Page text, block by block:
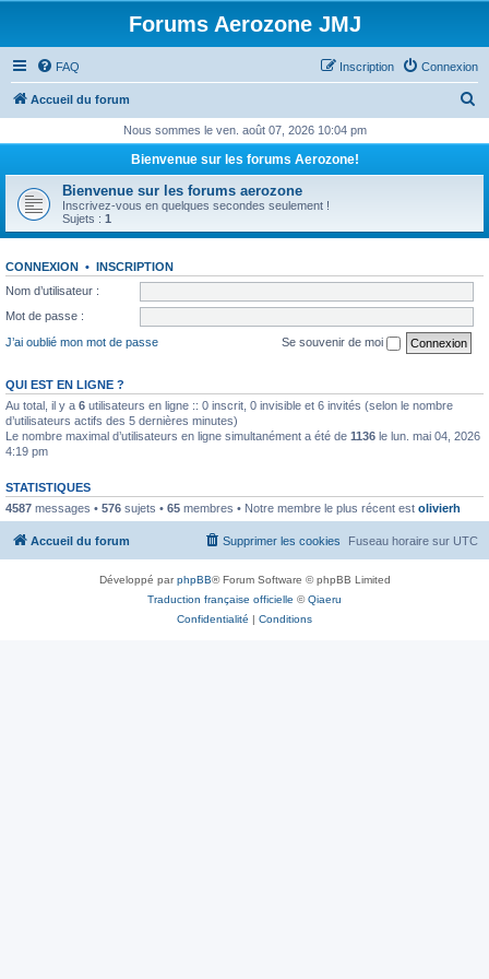
Forums Aerozone JMJ
FAQ Connexion
Inscription
Accueil du forum
h
r
Nous sommes le ven. août 07, 2026 10:04 pm
Bienvenue sur les forums Aerozone!
Bienvenue sur les forums aerozone
Inscrivez-vous en quelques secondes seulement !
Sujets : 1
CONNEXION • INSCRIPTION
Nom d’utilisateur :
Mot de passe :
J’ai oublié mon mot de passe
Se souvenir de moi
QUI EST EN LIGNE ?
Au total, il y a 6 utilisateurs en ligne :: 0 inscrit, 0 invisible et 6 invités (selon le nombre
d’utilisateurs actifs des 5 dernières minutes)
Le nombre maximal d’utilisateurs en ligne simultanément a été de 1136 le lun. mai 04, 2026
4:19 pm
STATISTIQUES
4587 messages • 576 sujets • 65 membres • Notre membre le plus récent est olivierh
Accueil du forum Fuseau horaire sur UTC
Supprimer les cookies
Développé parphpBB® Forum Software © phpBB Limited
Traduction française officielle ©Qiaeru
Confidentialité | Conditions